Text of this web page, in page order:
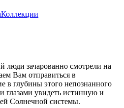
Коллекции
люди зачарованно смотрели на
Вам отправиться в
в глубины этого непознанного
глазами увидеть истинную и
Cолнечной системы.